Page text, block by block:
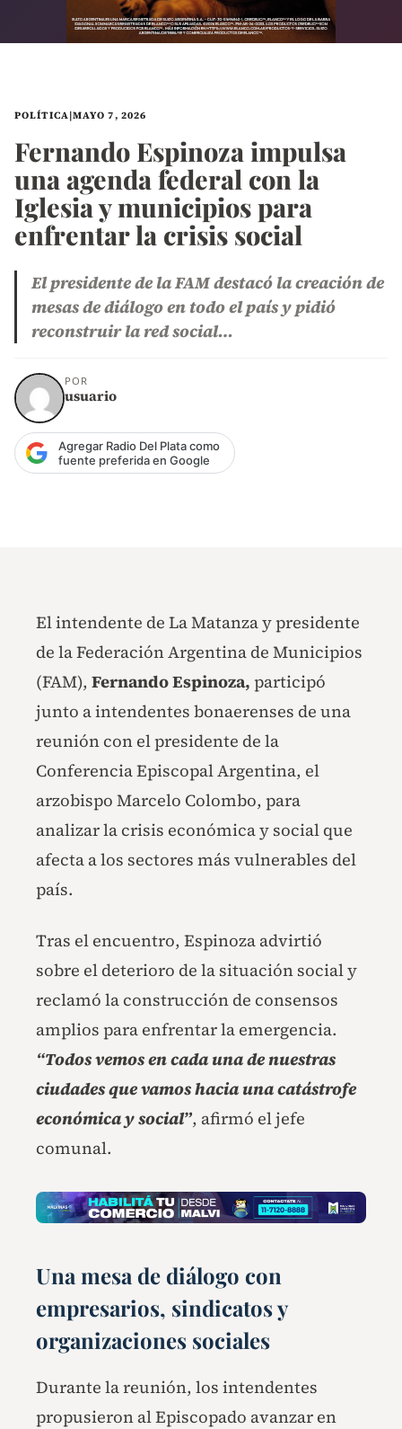
POLÍTICA|MAYO 7, 2026
Fernando Espinoza impulsa
una agenda federal con la
Iglesia y municipios para
enfrentar la crisis social
El presidente de la FAM destacó la creación de
mesas de diálogo en todo el país y pidió
reconstruir la red social…
POR
usuario
Agregar Radio Del Plata como
fuente preferida en Google
El intendente de La Matanza y presidente
de la Federación Argentina de Municipios
(FAM), Fernando Espinoza, participó
junto a intendentes bonaerenses de una
reunión con el presidente de la
Conferencia Episcopal Argentina, el
arzobispo Marcelo Colombo, para
analizar la crisis económica y social que
afecta a los sectores más vulnerables del
país.
Tras el encuentro, Espinoza advirtió
sobre el deterioro de la situación social y
reclamó la construcción de consensos
amplios para enfrentar la emergencia.
“Todos vemos en cada una de nuestras
ciudades que vamos hacia una catástrofe
económica y social”, afirmó el jefe
comunal.
Una mesa de diálogo con
empresarios, sindicatos y
organizaciones sociales
Durante la reunión, los intendentes
propusieron al Episcopado avanzar en